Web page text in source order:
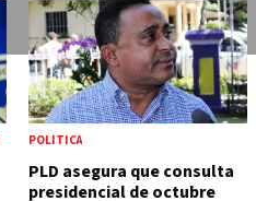
POLÍTICA
PLD asegura que consulta
presidencial de octubre